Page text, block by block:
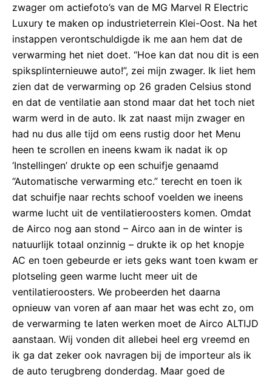
zwager om actiefoto’s van de MG Marvel R Electric
Luxury te maken op industrieterrein Klei-Oost. Na het
instappen verontschuldigde ik me aan hem dat de
verwarming het niet doet. “Hoe kan dat nou dit is een
spiksplinternieuwe auto!”, zei mijn zwager. Ik liet hem
zien dat de verwarming op 26 graden Celsius stond
en dat de ventilatie aan stond maar dat het toch niet
warm werd in de auto. Ik zat naast mijn zwager en
had nu dus alle tijd om eens rustig door het Menu
heen te scrollen en ineens kwam ik nadat ik op
‘Instellingen’ drukte op een schuifje genaamd
“Automatische verwarming etc.” terecht en toen ik
dat schuifje naar rechts schoof voelden we ineens
warme lucht uit de ventilatieroosters komen. Omdat
de Airco nog aan stond – Airco aan in de winter is
natuurlijk totaal onzinnig – drukte ik op het knopje
AC en toen gebeurde er iets geks want toen kwam er
plotseling geen warme lucht meer uit de
ventilatieroosters. We probeerden het daarna
opnieuw van voren af aan maar het was echt zo, om
de verwarming te laten werken moet de Airco ALTIJD
aanstaan. Wij vonden dit allebei heel erg vreemd en
ik ga dat zeker ook navragen bij de importeur als ik
de auto terugbreng donderdag. Maar goed de